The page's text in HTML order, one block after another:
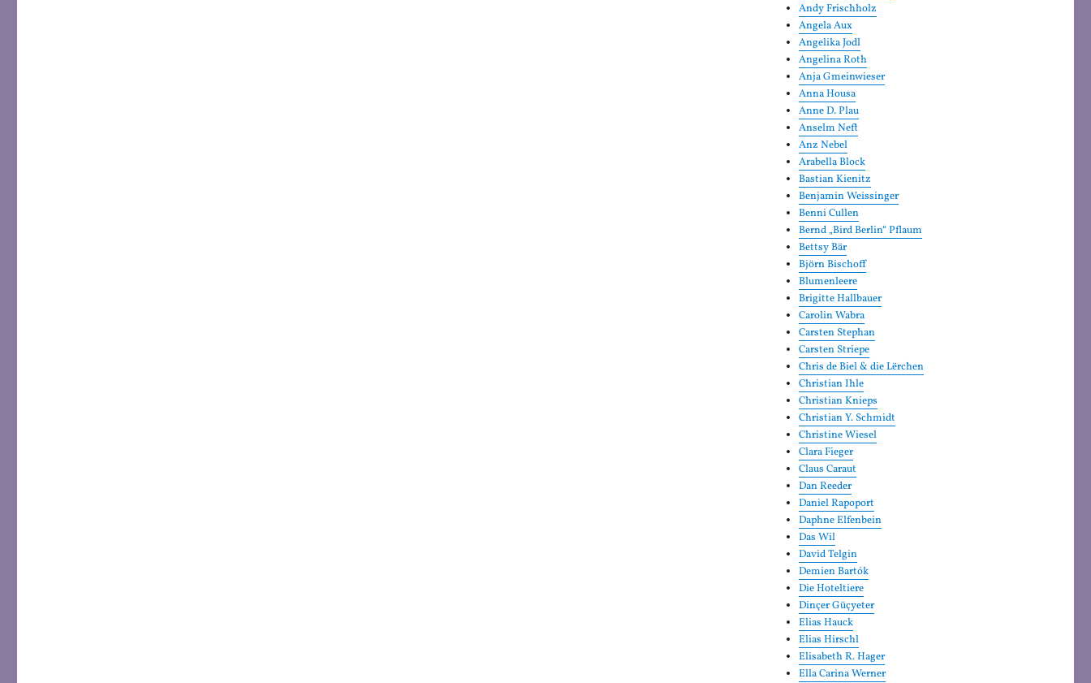
Andy Frischholz
Angela Aux
Angelika Jodl
Angelina Roth
Anja Gmeinwieser
Anna Housa
Anne D. Plau
Anselm Neft
Anz Nebel
Arabella Block
Bastian Kienitz
Benjamin Weissinger
Benni Cullen
Bernd „Bird Berlin“ Pflaum
Bettsy Bär
Björn Bischoff
Blumenleere
Brigitte Hallbauer
Carolin Wabra
Carsten Stephan
Carsten Striepe
Chris de Biel & die Lërchen
Christian Ihle
Christian Knieps
Christian Y. Schmidt
Christine Wiesel
Clara Fieger
Claus Caraut
Dan Reeder
Daniel Rapoport
Daphne Elfenbein
Das Wil
David Telgin
Demien Bartók
Die Hoteltiere
Dinçer Güçyeter
Elias Hauck
Elias Hirschl
Elisabeth R. Hager
Ella Carina Werner